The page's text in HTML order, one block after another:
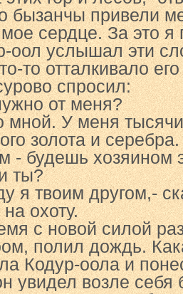
бызанчы привели
сердце. За это
оол услышал эти
то отталкивало
спросил:
от меня?
У меня
золота и
- будешь хозяином
ты?
я твоим другом,-
охоту.
с новой силой
полил дождь.
Кодур-оола и
увидел возле себя